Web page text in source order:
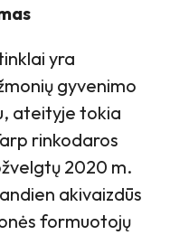
yra
gyvenimo
ateityje tokia
rinkodaros
2020 m.
akivaizdūs
formuotojų